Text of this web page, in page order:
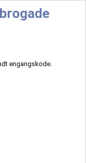
engangskode.